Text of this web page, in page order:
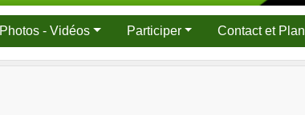
Photos - Vidéos Participer Contact et Plan